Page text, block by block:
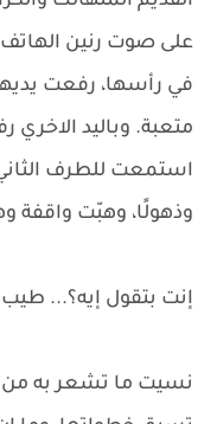
على صوت رنين
في رأسها، رفعت
متعبة. وباليد
استمعت للطرف
وذهولًا، وهبّت واقفة
إنت بتقول إيه؟... طيب
نسيت ما تشعر به من